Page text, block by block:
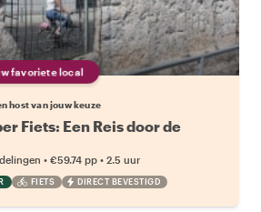
favoriete local
host van jouw keuze
Fiets: Een Reis door de
• €59.74 pp • 2.5 uur
FIETS DIRECT BEVESTIGD